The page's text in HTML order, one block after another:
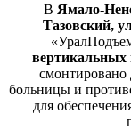
В Ямало-
Тазовский,
смонтировано
больницы и
для